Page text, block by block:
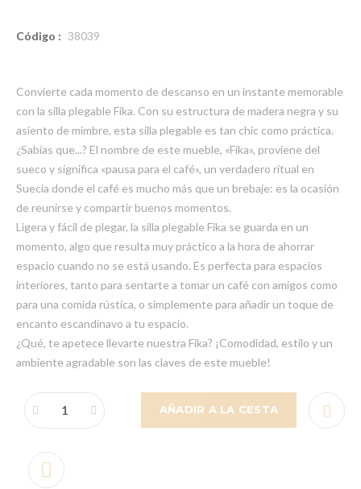
Código : 38039
Convierte cada momento de descanso en un instante memorable
con la silla plegable Fika. Con su estructura de madera negra y su
asiento de mimbre, esta silla plegable es tan chic como práctica.
¿Sabías que...? El nombre de este mueble, «Fika», proviene del
sueco y significa «pausa para el café», un verdadero ritual en
Suecia donde el café es mucho más que un brebaje: es la ocasión
de reunirse y compartir buenos momentos.
Ligera y fácil de plegar, la silla plegable Fika se guarda en un
momento, algo que resulta muy práctico a la hora de ahorrar
espacio cuando no se está usando. Es perfecta para espacios
interiores, tanto para sentarte a tomar un café con amigos como
para una comida rústica, o simplemente para añadir un toque de
encanto escandinavo a tu espacio.
¿Qué, te apetece llevarte nuestra Fika? ¡Comodidad, estilo y un
ambiente agradable son las claves de este mueble!
AÑADIR A LA CESTA